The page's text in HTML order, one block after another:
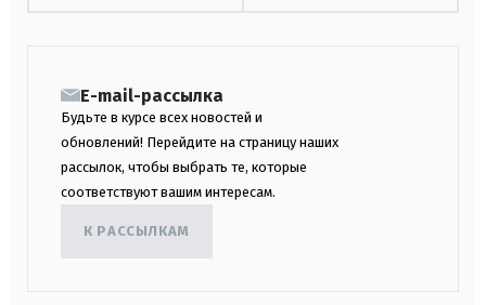
E-mail-рассылка
Будьте в курсе всех новостей и
обновлений! Перейдите на страницу наших
рассылок, чтобы выбрать те, которые
соответствуют вашим интересам.
К РАССЫЛКАМ